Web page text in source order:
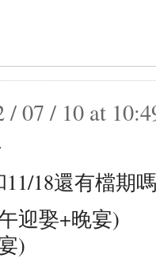
07 / 10 at
18還有檔期
迎娶+晚宴)
)